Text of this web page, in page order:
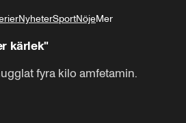
NyheterSportNöjeMer
kärlek"
fyra kilo amfetamin.